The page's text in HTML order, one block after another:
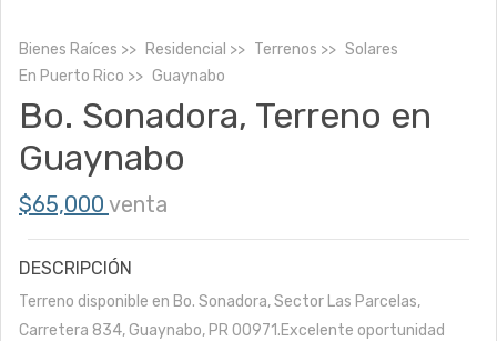
Bienes Raíces Residencial Terrenos
Solares
En Puerto Rico Guaynabo
Bo. Sonadora, Terreno en
Guaynabo
$65,000 venta
DESCRIPCIÓN
Terreno disponible en Bo. Sonadora, Sector Las Parcelas,
Carretera 834, Guaynabo, PR 00971.Excelente oportunidad